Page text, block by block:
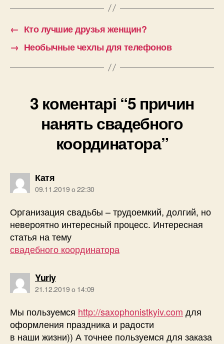
← Кто лучшие друзья женщин?
→ Необычные чехлы для телефонов
3 коментарі “5 причин
нанять свадебного
координатора”
Катяговорить:
09.11.2019 о 22:30
Организация свадьбы – трудоемкий, долгий, но
невероятно интересный процесс. Интересная
статья на тему
свадебного координатора
Yuriyговорить:
21.12.2019 о 14:09
Мы пользуемся http://saxophonistkyiv.com для
оформления праздника и радости
в наши жизни)) А точнее пользуемся для заказа